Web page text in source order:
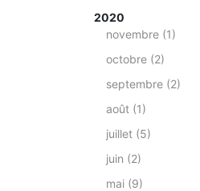
2020
novembre (1)
octobre (2)
septembre (2)
août (1)
juillet (5)
juin (2)
mai (9)